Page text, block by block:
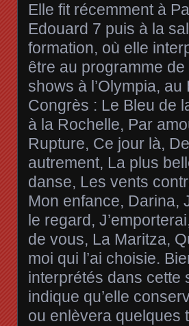
Elle fit récemment à
Edouard 7 puis à la
formation, où elle
être au programme
shows à l’Olympia,
Congrès : Le Bleu de
à la Rochelle, Par
Rupture, Ce jour là,
autrement, La plus
danse, Les vents
Mon enfance, Darina,
le regard,
de vous, La Maritza,
moi qui l’ai choisie.
interprétés dans cette
indique qu’elle
ou enlèvera quelques